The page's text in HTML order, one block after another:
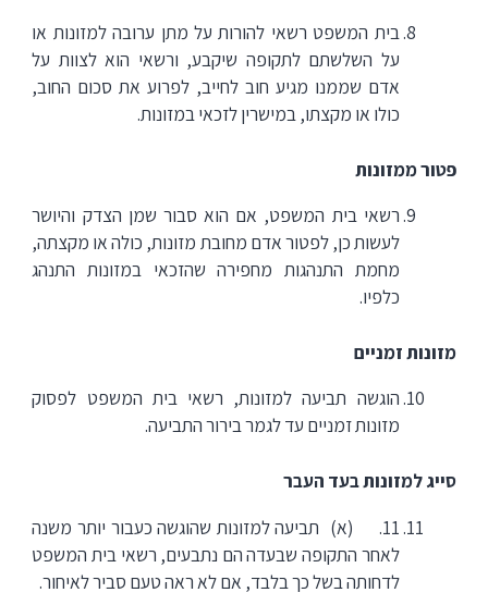
בית המשפט רשאי להורות על מתן ערובה למזונות או
על השלשתם לתקופה שיקבע, ורשאי הוא לצוות על
אדם שממנו מגיע חוב לחייב, לפרוע את סכום החוב,
כולו או מקצתו, במישרין לזכאי במזונות.
פטור ממזונות
רשאי בית המשפט, אם הוא סבור שמן הצדק והיושר
לעשות כן, לפטור אדם מחובת מזונות, כולה או מקצתה,
מחמת התנהגות מחפירה שהזכאי במזונות התנהג
כלפיו.
מזונות זמניים
הוגשה תביעה למזונות, רשאי בית המשפט לפסוק
מזונות זמניים עד לגמר בירור התביעה.
סייג למזונות בעד העבר
11. (א) תביעה למזונות שהוגשה כעבור יותר משנה
לאחר התקופה שבעדה הם נתבעים, רשאי בית המשפט
לדחותה בשל כך בלבד, אם לא ראה טעם סביר לאיחור.